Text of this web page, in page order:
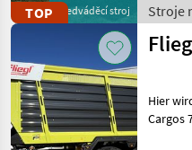
Zberaci
Fliegl
VYBRAT
KATEGORII
TOP předváděcí stroj
Stroje
zber
Hier
Cargos